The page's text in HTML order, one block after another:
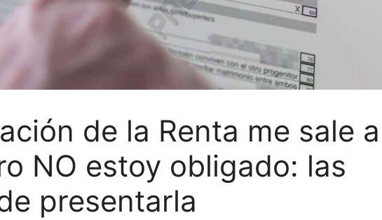
de la Renta me sale a
NO estoy obligado: las
presentarla